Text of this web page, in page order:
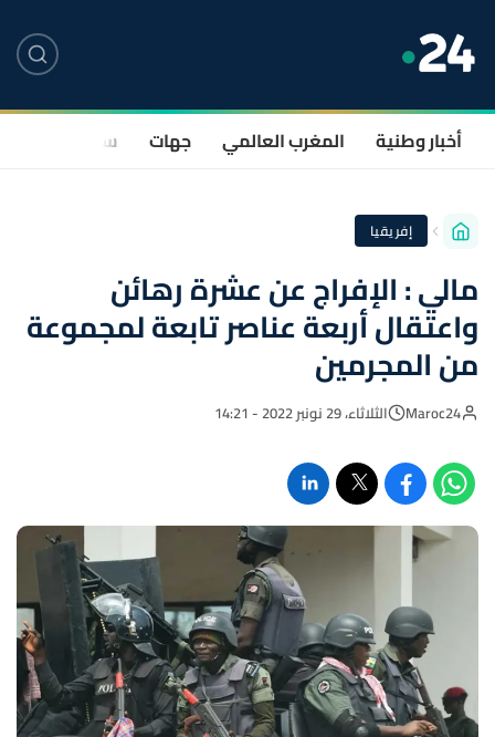
أخبار وطنية المغرب العالمي جهات سياسة
إفريقيا
مالي : الإفراج عن عشرة رهائن
واعتقال أربعة عناصر تابعة لمجموعة
من المجرمين
Maroc24 الثلاثاء، 29 نونبر 2022 - 14:21